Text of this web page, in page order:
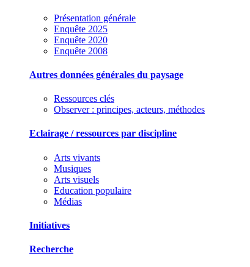
Présentation générale
Enquête 2025
Enquête 2020
Enquête 2008
Autres données générales du paysage
Ressources clés
Observer : principes, acteurs, méthodes
Eclairage / ressources par discipline
Arts vivants
Musiques
Arts visuels
Education populaire
Médias
Initiatives
Recherche